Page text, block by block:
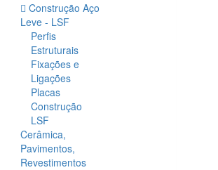
Construção Aço
Leve - LSF
Perfis
Estruturais
Fixações e
Ligações
Placas
Construção
LSF
Cerâmica,
Pavimentos,
Revestimentos